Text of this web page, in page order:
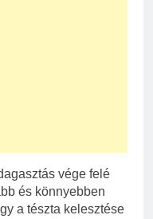
vége felé
és könnyebben
a tészta kelesztése